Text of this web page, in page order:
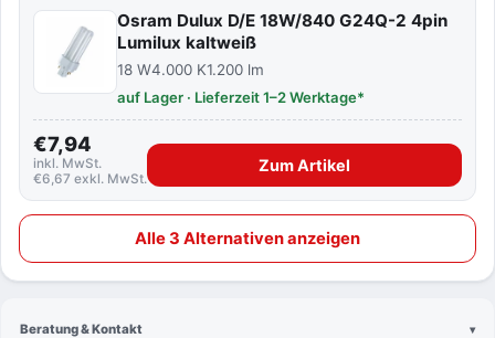
Osram Dulux D/E 18W/840 G24Q-2 4pin
Lumilux kaltweiß
18 W4.000 K1.200 lm
auf Lager · Lieferzeit 1–2 Werktage*
€7,94
inkl. MwSt.
€6,67 exkl. MwSt.
Zum Artikel
Alle 3 Alternativen anzeigen
Beratung & Kontakt